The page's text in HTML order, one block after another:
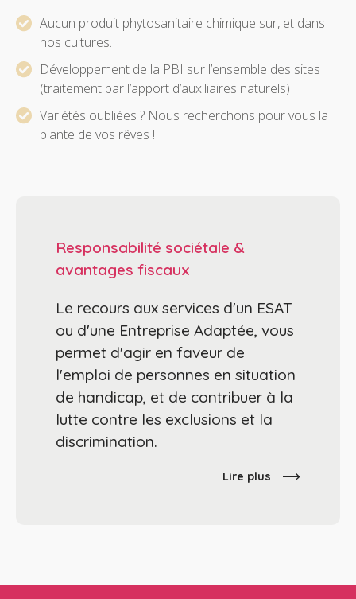
Aucun produit phytosanitaire chimique sur, et dans
nos cultures.
Développement de la PBI sur l’ensemble des sites
(traitement par l’apport d’auxiliaires naturels)
Variétés oubliées ? Nous recherchons pour vous la
plante de vos rêves !
Responsabilité sociétale &
avantages fiscaux
Le recours aux services d'un ESAT
ou d'une Entreprise Adaptée, vous
permet d'agir en faveur de
l'emploi de personnes en situation
de handicap, et de contribuer à la
lutte contre les exclusions et la
discrimination.
Lire plus